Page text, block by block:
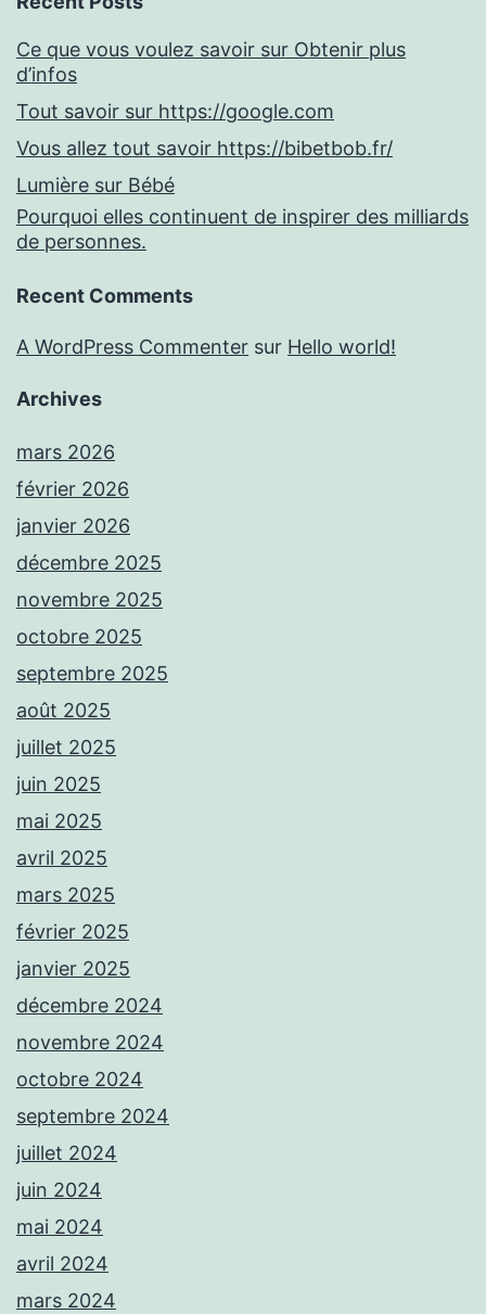
Ce que vous voulez savoir sur Obtenir plus
d’infos
Tout savoir sur https://google.com
Vous allez tout savoir https://bibetbob.fr/
Lumière sur Bébé
Pourquoi elles continuent de inspirer des milliards
de personnes.
Recent Comments
A WordPress Commenter sur Hello world!
Archives
mars 2026
février 2026
janvier 2026
décembre 2025
novembre 2025
octobre 2025
septembre 2025
août 2025
juillet 2025
juin 2025
mai 2025
avril 2025
mars 2025
février 2025
janvier 2025
décembre 2024
novembre 2024
octobre 2024
septembre 2024
juillet 2024
juin 2024
mai 2024
avril 2024
mars 2024